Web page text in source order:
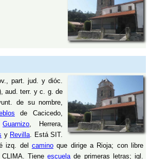
part. jud. y dióc.
aud. terr. y c. g. de
de su nombre,
de Cacicedo,
Guarnizo, Herrera,
y Revilla. Está SIT.
izq. del caminoque dirige a Rioja; con libre
CLIMA. Tieneescuelade primeras letras; igl.